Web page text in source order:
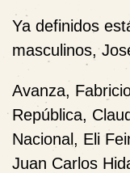
Ya definidos
masculinos,
Avanza,
República,
Nacional, Eli
Juan Carlos